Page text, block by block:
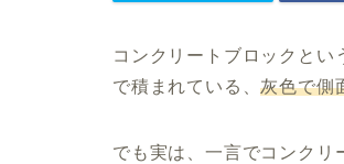
コンクリートブロックと
で積まれている、灰色で側
でも実は、一言でコンクリ